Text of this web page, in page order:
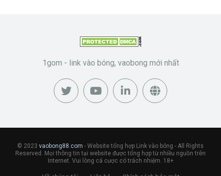
1gom - link vào bóng, vaobong mới nhất
© 2023 vaobong88.com - Website tổng hợp Link vào bóng - All Rights
Reserved. Mọi thông tin tại website được tổng hợp từ nhiều nguồn trên
Internet. Vui lòng cá cược có trách nhiệm. 18+